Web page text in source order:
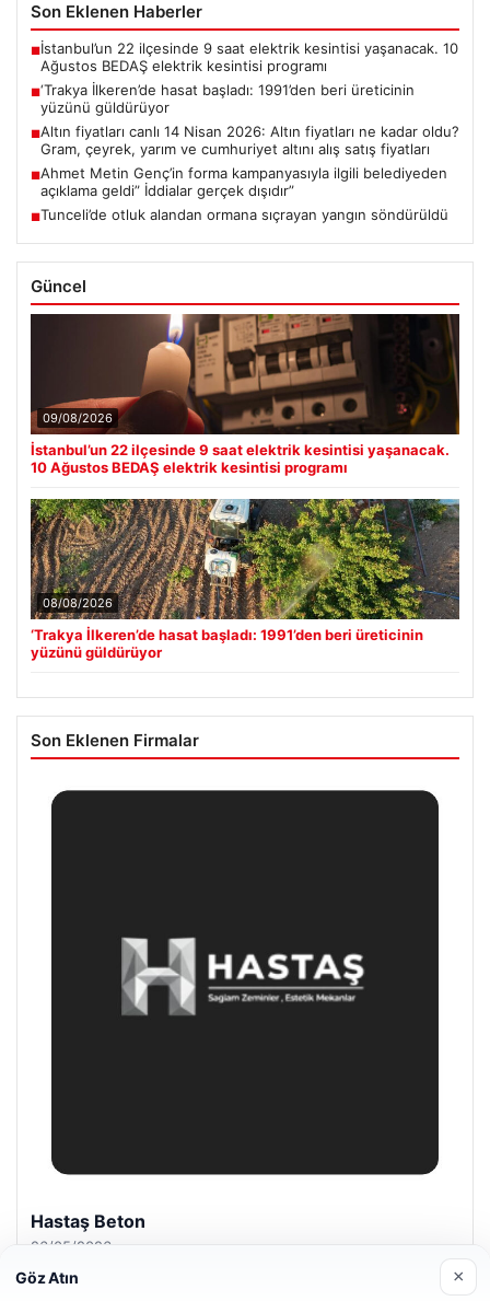
Son Eklenen Haberler
■İstanbul’un 22 ilçesinde 9 saat elektrik kesintisi yaşanacak. 10
Ağustos BEDAŞ elektrik kesintisi programı
■‘Trakya İlkeren’de hasat başladı: 1991’den beri üreticinin
yüzünü güldürüyor
■Altın fiyatları canlı 14 Nisan 2026: Altın fiyatları ne kadar oldu?
Gram, çeyrek, yarım ve cumhuriyet altını alış satış fiyatları
■Ahmet Metin Genç’in forma kampanyasıyla ilgili belediyeden
açıklama geldi” İddialar gerçek dışıdır”
■Tunceli’de otluk alandan ormana sıçrayan yangın söndürüldü
Güncel
09/08/2026
İstanbul’un 22 ilçesinde 9 saat elektrik kesintisi yaşanacak.
10 Ağustos BEDAŞ elektrik kesintisi programı
08/08/2026
‘Trakya İlkeren’de hasat başladı: 1991’den beri üreticinin
yüzünü güldürüyor
Son Eklenen Firmalar
Prenses Night Club
29/04/2026
Göz Atın ×